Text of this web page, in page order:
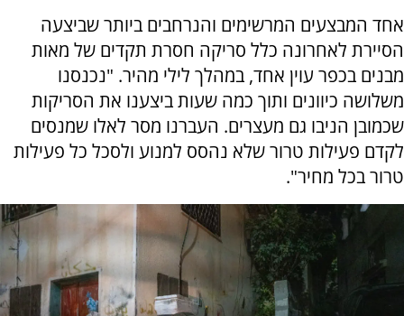
אחד המבצעים המרשימים והנרחבים ביותר שביצעה
הסיירת לאחרונה כלל סריקה חסרת תקדים של מאות
מבנים בכפר עוין אחד, במהלך לילי מהיר. "נכנסנו
משלושה כיוונים ותוך כמה שעות ביצענו את הסריקות
שכמובן הניבו גם מעצרים. העברנו מסר לאלו שמנסים
לקדם פעילות טרור שלא נהסס למנוע ולסכל כל פעילות
טרור בכל מחיר".